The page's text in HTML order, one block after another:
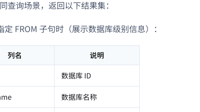
查询场景，返回以下结果集：
定 FROM 子句时（展示数据库级别信息）：
列名
说明
数据库 ID
数据库名称